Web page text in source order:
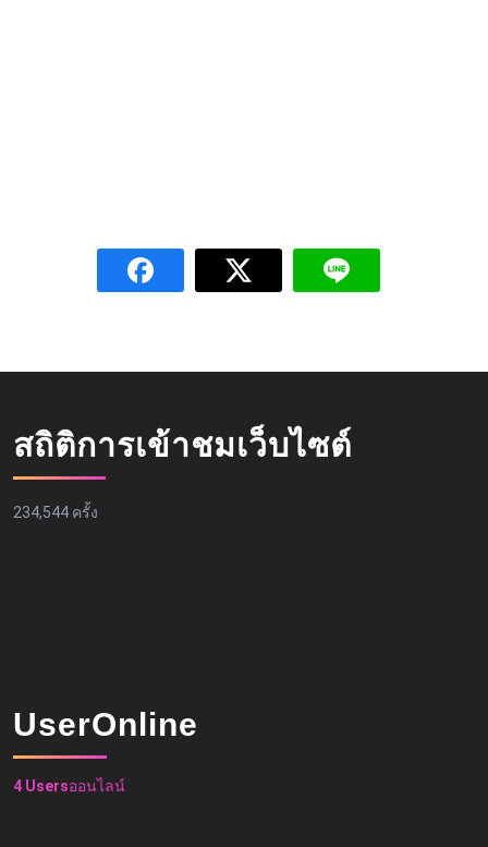
สถิติการเข้าชมเว็บไซต์
234,544 ครั้ง
UserOnline
4 Usersออนไลน์